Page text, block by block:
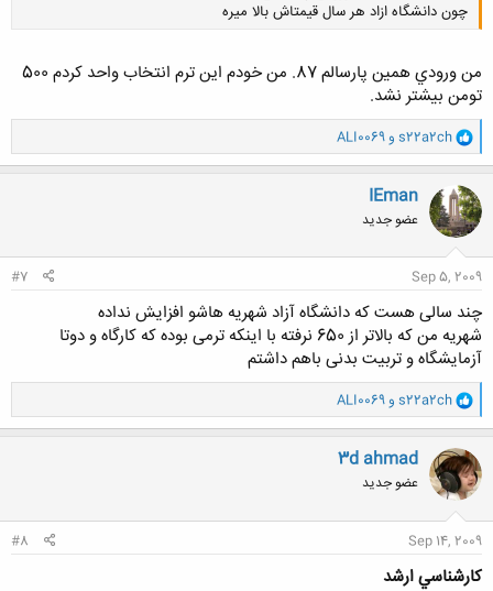
چون دانشگاه ازاد هر سال قیمتاش بالا میره
من ورودي همين پارسالم 87. من خودم اين ترم انتخاب واحد كردم 500
تومن بيشتر نشد.
و
ا
ک
ن
ش
ه
ا
s22a2ch و ALI0069
IEman
عضو جدید
Sep 5, 2009
#7
چند سالی هست که دانشگاه آزاد شهریه هاشو افزایش نداده
شهریه من که بالاتر از 650 نرفته با اینکه ترمی بوده که کارگاه و دوتا
آزمایشگاه و تربیت بدنی باهم داشتم
و
ا
ک
ن
ش
ه
s22a2ch وALI0069
3d ahmad
عضو جدید
Sep 14, 2009
#8
كارشناسي ارشد